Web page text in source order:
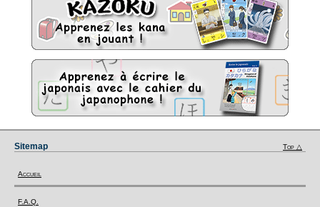
Sitemap Top △
Accueil
F.A.Q.